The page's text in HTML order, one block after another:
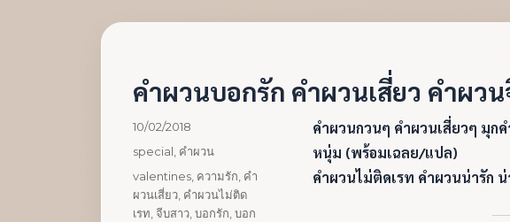
คำผวนบอกรัก คำผวนเสี่ยว คำผว
คำผวนกวนๆ คำผวนเสี่ยวๆ มุก
หนุ่ม (พร้อมเฉลย/แปล)
คำผวนไม่ติดเรท คำผวนน่ารัก
เขียน
10/02/2018
หมวด
หมู่
special คำผวน
ป้าย
กำกับ
valentines ความรัก คำ
ผวนเสี่ยว คำผวนไม่ติด
เรท จีบสาว บอกรัก บอก